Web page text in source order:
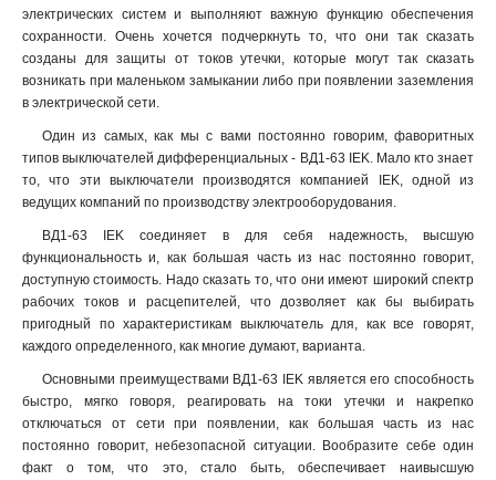
электрических систем и выполняют важную функцию обеспечения
сохранности. Очень хочется подчеркнуть то, что они так сказать
созданы для защиты от токов утечки, которые могут так сказать
возникать при маленьком замыкании либо при появлении заземления
в электрической сети.
Один из самых, как мы с вами постоянно говорим, фаворитных
типов выключателей дифференциальных - ВД1-63 IEK. Мало кто знает
то, что эти выключатели производятся компанией IEK, одной из
ведущих компаний по производству электрооборудования.
ВД1-63 IEK соединяет в для себя надежность, высшую
функциональность и, как большая часть из нас постоянно говорит,
доступную стоимость. Надо сказать то, что они имеют широкий спектр
рабочих токов и расцепителей, что дозволяет как бы выбирать
пригодный по характеристикам выключатель для, как все говорят,
каждого определенного, как многие думают, варианта.
Основными преимуществами ВД1-63 IEK является его способность
быстро, мягко говоря, реагировать на токи утечки и накрепко
отключаться от сети при появлении, как большая часть из нас
постоянно говорит, небезопасной ситуации. Вообразите себе один
факт о том, что это, стало быть, обеспечивает наивысшую